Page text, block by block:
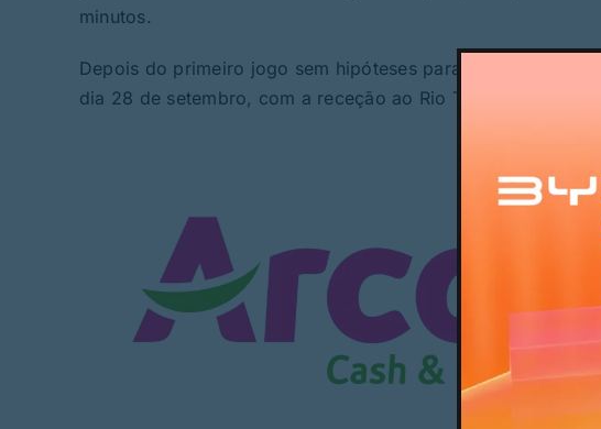
minutos.
Depois do primeiro jogo sem hipóteses para o Boavista,
dia 28 de setembro, com a receção ao Rio Tinto